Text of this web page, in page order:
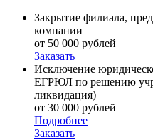
Закрытие филиала,
компании
от 50 000 рублей
Заказать
Исключение
ЕГРЮЛ по решению
ликвидация)
от 30 000 рублей
Подробнее
Заказать